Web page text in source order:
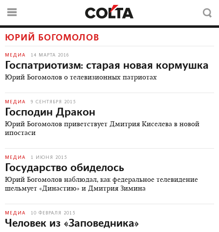
ЮРИЙ БОГОМОЛОВ
МЕДИА 14 МАРТА 2016
Госпатриотизм: старая новая кормушка
Юрий Богомолов о телевизионных патриотах
МЕДИА 9 СЕНТЯБРЯ 2015
Господин Дракон
Юрий Богомолов приветствует Дмитрия Киселева в новой
ипостаси
МЕДИА 1 ИЮНЯ 2015
Государство обиделось
Юрий Богомолов наблюдал, как федеральное телевидение
шельмует «Династию» и Дмитрия Зимина
МЕДИА 10 ФЕВРАЛЯ 2015
Человек из «Заповедника»